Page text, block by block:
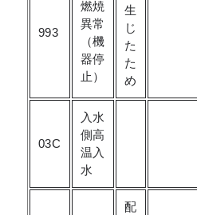
生
じ
た
た
め
993
燃焼
異常
（機
器停
止）
03C
入水
側高
温入
水
配